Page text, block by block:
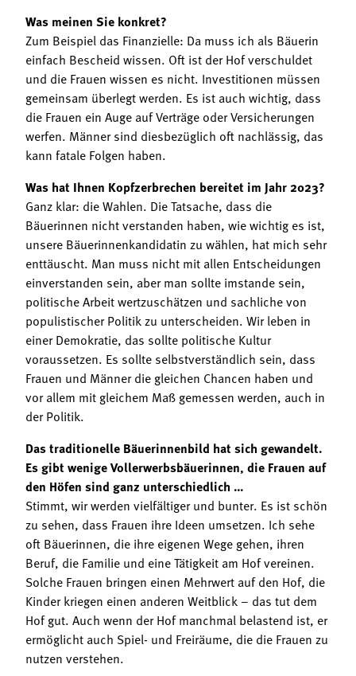
Was meinen Sie konkret?
Zum Beispiel das Finanzielle: Da muss ich als Bäuerin
einfach Bescheid wissen. Oft ist der Hof verschuldet
und die Frauen wissen es nicht. Investitionen müssen
gemeinsam überlegt werden. Es ist auch wichtig, dass
die Frauen ein Auge auf Verträge oder Versicherungen
werfen. Männer sind diesbezüglich oft nachlässig, das
kann fatale Folgen haben.
Was hat Ihnen Kopfzerbrechen bereitet im Jahr 2023?
Ganz klar: die Wahlen. Die Tatsache, dass die
Bäuerinnen nicht verstanden haben, wie wichtig es ist,
unsere Bäuerinnenkandidatin zu wählen, hat mich sehr
enttäuscht. Man muss nicht mit allen Entscheidungen
einverstanden sein, aber man sollte imstande sein,
politische Arbeit wertzuschätzen und sachliche von
populistischer Politik zu unterscheiden. Wir leben in
einer Demokratie, das sollte politische Kultur
voraussetzen. Es sollte selbstverständlich sein, dass
Frauen und Männer die gleichen Chancen haben und
vor allem mit gleichem Maß gemessen werden, auch in
der Politik.
Das traditionelle Bäuerinnenbild hat sich gewandelt.
Es gibt wenige Vollerwerbsbäuerinnen, die Frauen auf
den Höfen sind ganz unterschiedlich …
Stimmt, wir werden vielfältiger und bunter. Es ist schön
zu sehen, dass Frauen ihre Ideen umsetzen. Ich sehe
oft Bäuerinnen, die ihre eigenen Wege gehen, ihren
Beruf, die Familie und eine Tätigkeit am Hof vereinen.
Solche Frauen bringen einen Mehrwert auf den Hof, die
Kinder kriegen einen anderen Weitblick – das tut dem
Hof gut. Auch wenn der Hof manchmal belastend ist, er
ermöglicht auch Spiel- und Freiräume, die die Frauen zu
nutzen verstehen.